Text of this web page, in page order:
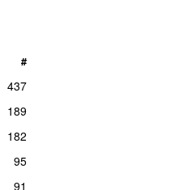
#
437
189
182
95
91